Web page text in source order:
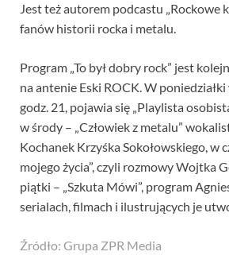
Jest też autorem podcastu „Rockowe
fanów historii rocka i metalu.
Program „To był dobry rock” jest
na antenie Eski ROCK. W
godz. 21, pojawia się „Playlista
w środy – „Człowiek z metalu”
Kochanek Krzyśka Sokołowskiego, w
mojego życia”, czyli rozmowy Wojtka
piątki – „Szkuta Mówi”, program
serialach, filmach i ilustrujących je
Źródło: Grupa ZPR Media